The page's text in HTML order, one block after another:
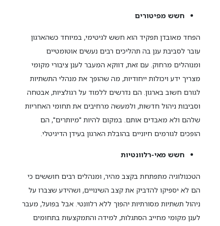
חשש מפיטורים
הפחד מאובדן תפקיד הוא חשש לגיטימי, במיוחד כשהארגון
עובר לסביבת ענן בה תהליכים רבים נעשים אוטומטיים
ומנוהלים מרחוק. עם זאת, דווקא המעבר לענן ציבורי מקומי
מצריך ידע ויכולות ייחודיות, מה שהופך את מנהלי התשתיות
לגורם חשוב בארגון. הם נדרשים ללמוד על רגולציות, אבטחה
וסביבות ניהול חדשות, ולמעשה מרחיבים את תחומי האחריות
שלהם ולא מאבדים אותם. במקום להיות "מיותרים", הם
הופכים לגורמים חיוניים בהובלת הארגון בעידן הדיגיטלי.
חשש מאי-רלוונטיות
הטכנולוגיה מתפתחת בקצב מהיר, ומנהלים רבים חוששים כי
הם לא יספיקו להדביק את קצב השינויים, ושהידע שצברו על
ניהול תשתיות מסורתיות יהפוך ללא רלוונטי. אבל בפועל, מעבר
לענן מקומי מחייב הסתגלות, למידה והתמקצעות בתחומים